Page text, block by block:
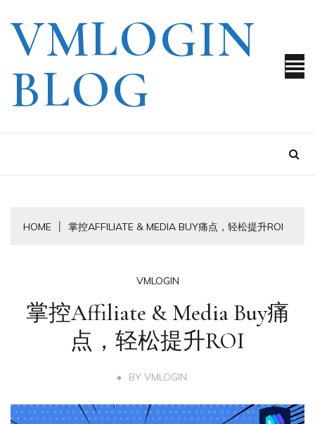
content
VMLOGIN
BLOG
HOME 掌控AFFILIATE & MEDIA BUY痛点，轻松提升ROI
VMLOGIN
掌控Affiliate & Media Buy痛
点，轻松提升ROI
BY VMLOGIN